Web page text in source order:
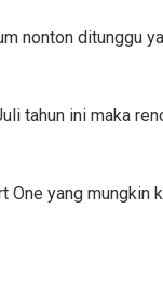
nonton ditunggu
tahun ini maka
yang mungkin